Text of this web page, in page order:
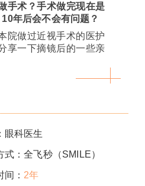
手术？手术做完现在是
年后会不会有问题？
院做过近视手术的医护
享一下摘镜后的一些亲
眼科医生
式：全飞秒（SMILE）
间： 2年